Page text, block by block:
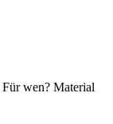
Für wen? Material